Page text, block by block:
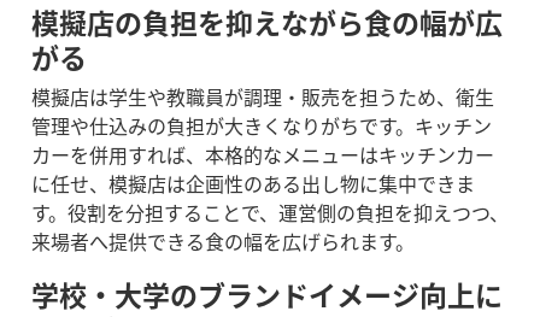
模擬店の負担を抑えながら食の幅が広
がる
模擬店は学生や教職員が調理・販売を担うため、衛生
管理や仕込みの負担が大きくなりがちです。キッチン
カーを併用すれば、本格的なメニューはキッチンカー
に任せ、模擬店は企画性のある出し物に集中できま
す。役割を分担することで、運営側の負担を抑えつつ、
来場者へ提供できる食の幅を広げられます。
学校・大学のブランドイメージ向上に